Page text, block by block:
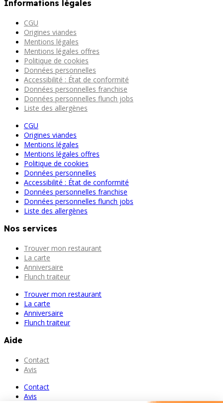
Informations légales
CGU
Origines viandes
Mentions légales
Mentions légales offres
Politique de cookies
Données personnelles
Accessibilité : État de conformité
Données personnelles franchise
Données personnelles flunch jobs
Liste des allergènes
CGU
Origines viandes
Mentions légales
Mentions légales offres
Politique de cookies
Données personnelles
Accessibilité : État de conformité
Données personnelles franchise
Données personnelles flunch jobs
Liste des allergènes
Nos services
Trouver mon restaurant
La carte
Anniversaire
Flunch traiteur
Trouver mon restaurant
La carte
Anniversaire
Flunch traiteur
Aide
Contact
Avis
Contact
Avis